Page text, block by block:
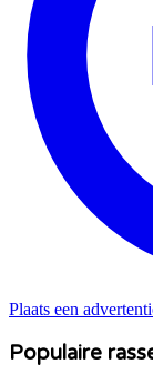
Plaats een
Populaire